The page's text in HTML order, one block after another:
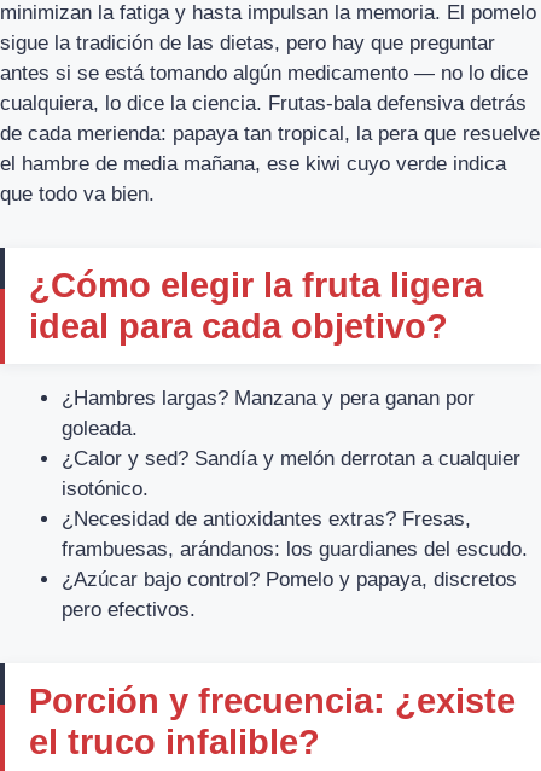
minimizan la fatiga y hasta impulsan la memoria. El pomelo
sigue la tradición de las dietas, pero hay que preguntar
antes si se está tomando algún medicamento — no lo dice
cualquiera, lo dice la ciencia. Frutas-bala defensiva detrás
de cada merienda: papaya tan tropical, la pera que resuelve
el hambre de media mañana, ese kiwi cuyo verde indica
que todo va bien.
¿Cómo elegir la fruta ligera
ideal para cada objetivo?
¿Hambres largas? Manzana y pera ganan por
goleada.
¿Calor y sed? Sandía y melón derrotan a cualquier
isotónico.
¿Necesidad de antioxidantes extras? Fresas,
frambuesas, arándanos: los guardianes del escudo.
¿Azúcar bajo control? Pomelo y papaya, discretos
pero efectivos.
Porción y frecuencia: ¿existe
el truco infalible?